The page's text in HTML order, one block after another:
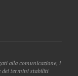
alla comunicazione, i
dei termini stabiliti